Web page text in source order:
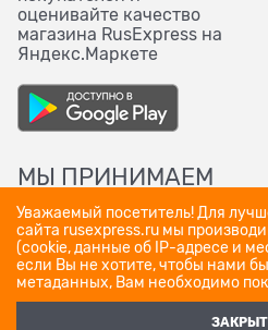
МЫ ПРИНИМАЕМ
Уважаемый посетитель! Для
сайта rusexpress.ru мы
(cookie, данные об IP-адресе и
если Вы не хотите, чтобы нами
метаданных, Вам необходимо